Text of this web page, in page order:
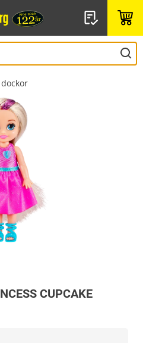
CUPCAKE